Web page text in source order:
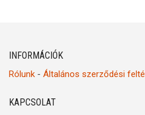
INFORMÁCIÓK
Rólunk - Általános szerződési
KAPCSOLAT